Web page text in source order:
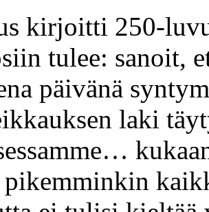
kirjoitti 250-
tulee: sanoit,
päivänä
laki